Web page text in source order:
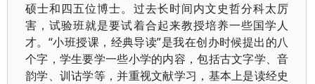
硕士和四五位博士。过去长时间内文史哲分科太厉
害，试验班就是要试着合起来教授培养一些国学人
才。“小班授课，经典导读”是我在创办时候提出的八
个字，学生要学一些小学的内容，包括古文字学、音
韵学、训诂学等，并重视文献学习，基本上是读经史